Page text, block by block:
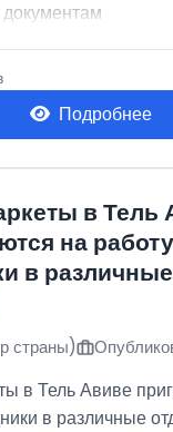
Подробнее
в Тель
на работу
в
страны)
в Тель Авиве
в различные